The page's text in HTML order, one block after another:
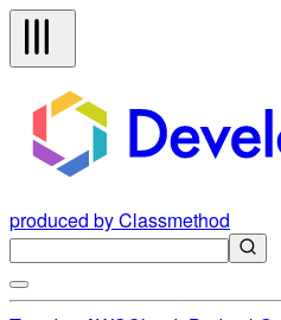
produced by Classmethod